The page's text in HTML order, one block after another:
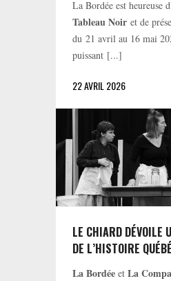
La Bordée est heureuse
Tableau Noir et de
du 21 avril au 16 mai
puissant [...]
22 AVRIL 2026
LE CHIARD DÉVOILE
DE L’HISTOIRE
La Bordée etLa